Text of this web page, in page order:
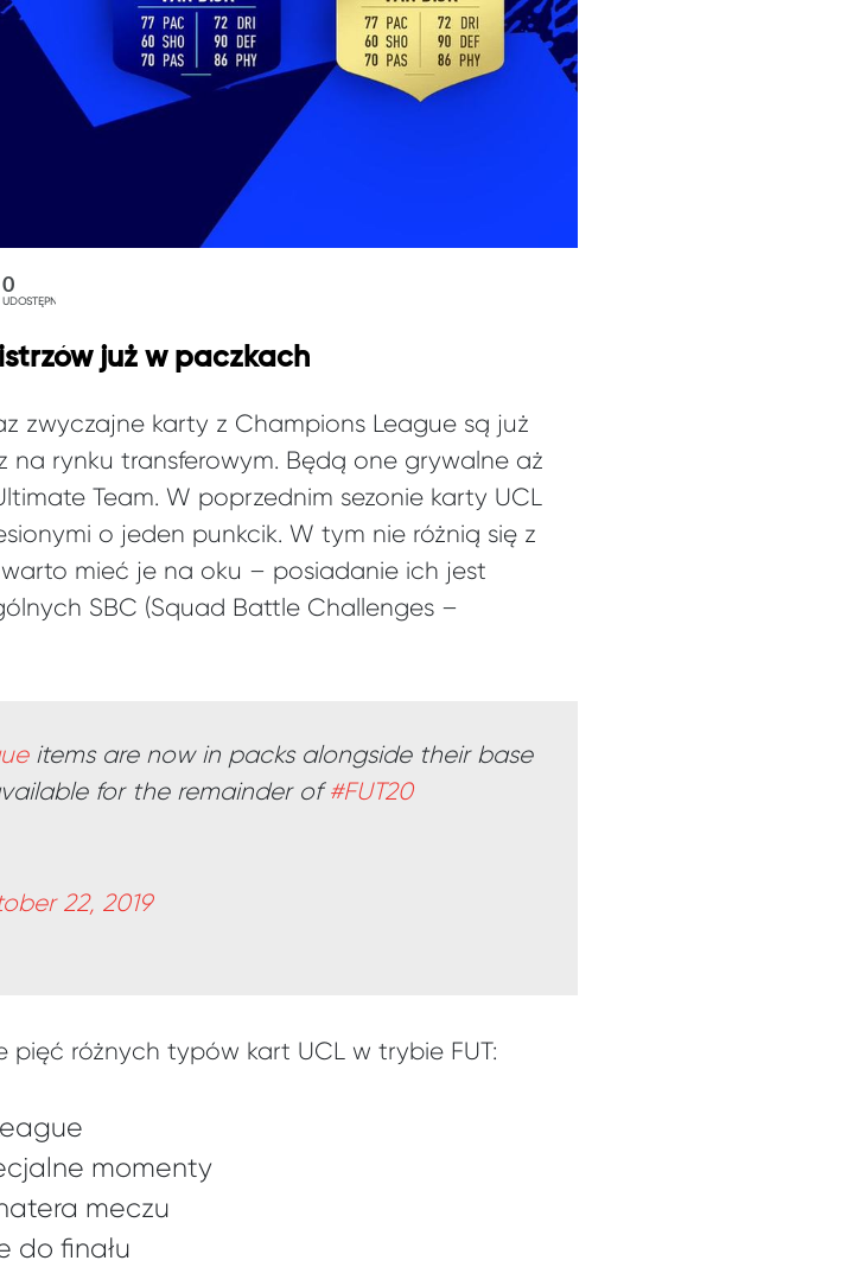
0
UDOSTĘPNIEŃ
już w paczkach
zwyczajne karty z Champions League są już
na rynku transferowym. Będą one grywalne aż
Team. W poprzednim sezonie karty UCL
o jeden punkcik. W tym nie różnią się z
mieć je na oku – posiadanie ich jest
SBC (Squad Battle Challenges –
items are now in packs alongside their base
for the remainder of#FUT20
22, 2019
pięć różnych typów kart UCL w trybie FUT:
momenty
meczu
do finału